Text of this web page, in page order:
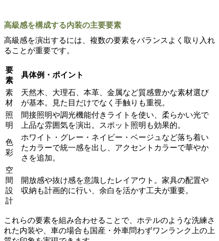
高級感を構成する内装の主要要素
高級感を演出するには、複数の要素をバランスよく取り入れ
ることが重要です。
要
素
具体例・ポイント
素
材
天然木、大理石、本革、金属など質感豊かな素材選び
が基本。見た目だけでなく手触りも重視。
照
明
間接照明や調光機能付きライトを使い、柔らかい光で
上品な雰囲気を演出。スポット照明も効果的。
色
彩
ホワイト・グレー・ネイビー・ベージュなど落ち着い
たカラーで統一感を出し、アクセントカラーで華やか
さを追加。
空
間
設
計
開放感や抜け感を意識したレイアウト。家具の配置や
収納も計画的に行い、余白を活かす工夫が重要。
これらの要素を組み合わせることで、ホテルのような洗練さ
れた内装や、車の場合も国産・外車問わずワンランク上の上